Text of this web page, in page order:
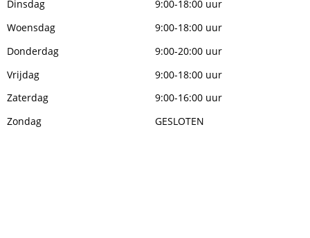
Dinsdag
9:00-18:00 uur
Woensdag
9:00-18:00 uur
Donderdag
9:00-20:00 uur
Vrijdag
9:00-18:00 uur
Zaterdag
9:00-16:00 uur
Zondag
GESLOTEN